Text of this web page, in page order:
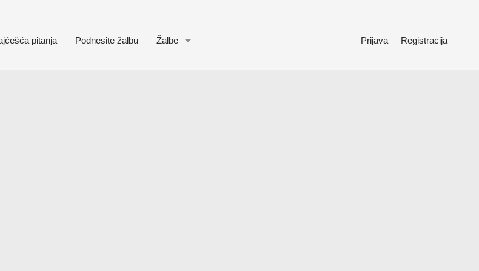
pitanja Podnesite žalbu Žalbe Prijava Registracija